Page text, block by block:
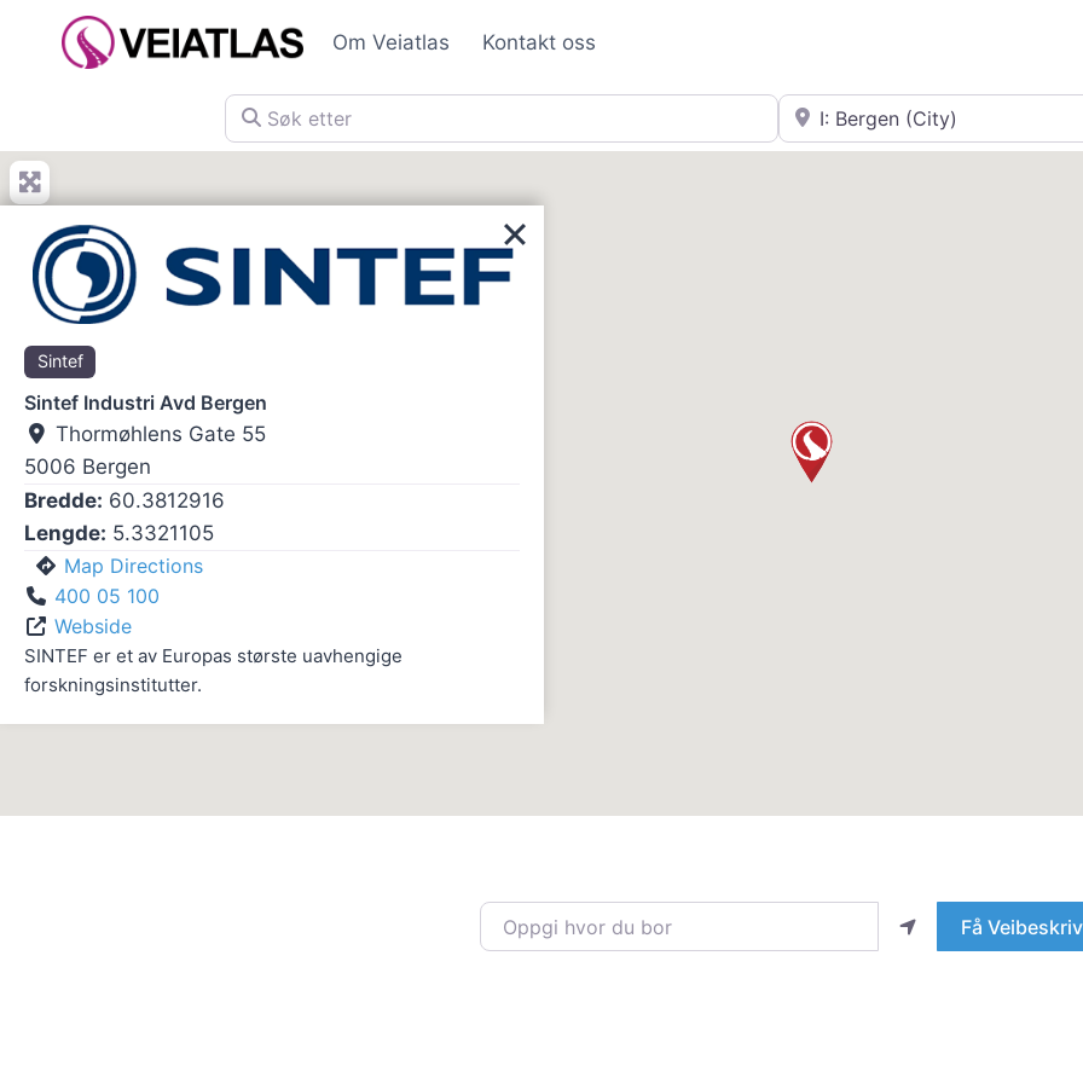
Om Veiatlas Kontakt oss
Søk etter Nær
Oppgi hvor du bor Få
Sintef
Sintef Industri Avd Bergen
Thormøhlens Gate 55
5006 Bergen
Bredde: 60.3812916
Lengde: 5.3321105
Map Directions
400 05 100
Webside
SINTEF er et av Europas største uavhengige
forskningsinstitutter.